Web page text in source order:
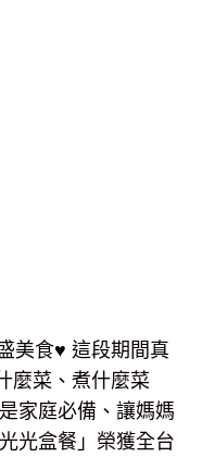
美食♥ 這段期間真
麼菜、煮什麼菜
家庭必備、讓媽媽
光盒餐」榮獲全台